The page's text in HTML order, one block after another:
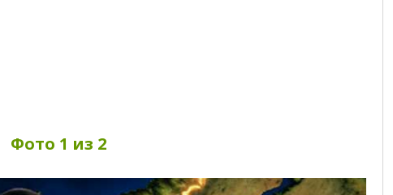
Фото 1 из 2